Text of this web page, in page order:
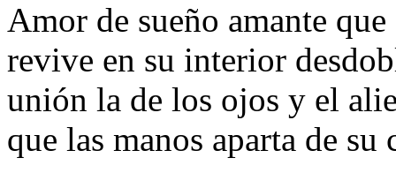
Amor de sueño amante
revive en su interior
unión la de los ojos y el
que las manos aparta de su